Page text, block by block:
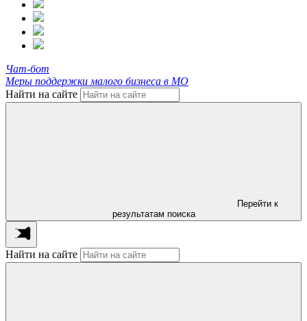
Чат-бот
Меры поддержки малого бизнеса в МО
Найти на сайте
Перейти к
результатам поиска
Найти на сайте